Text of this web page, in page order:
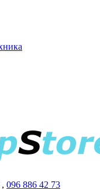
, 096 886 42 73